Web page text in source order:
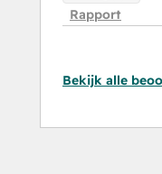
Rapport
Bekijk alle